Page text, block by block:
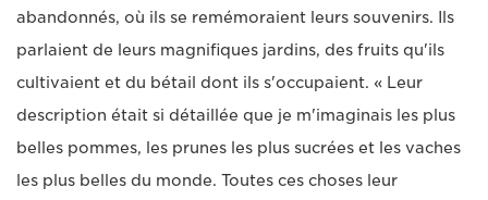
abandonnés, où ils se remémoraient leurs souvenirs. Ils
parlaient de leurs magnifiques jardins, des fruits qu'ils
cultivaient et du bétail dont ils s'occupaient. « Leur
description était si détaillée que je m'imaginais les plus
belles pommes, les prunes les plus sucrées et les vaches
les plus belles du monde. Toutes ces choses leur